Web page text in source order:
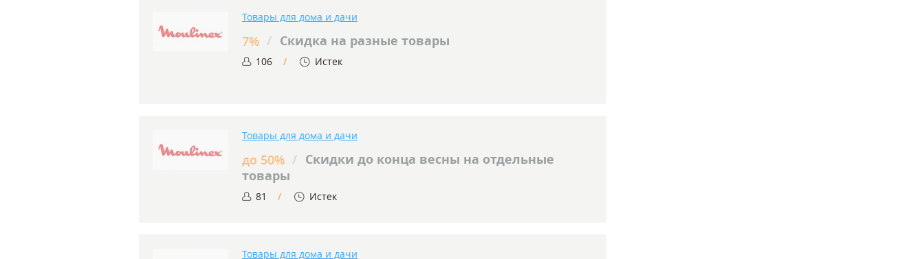
Товары для дома и дачи
7% / Скидка на разные товары
106 Истек
Товары для дома и дачи
до 50% / Скидки до конца весны на отдельные
товары
81 Истек
Товары для дома и дачи